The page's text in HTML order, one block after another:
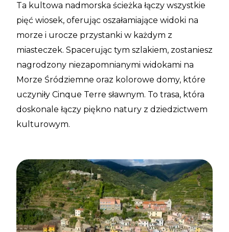
Ta kultowa nadmorska ścieżka łączy wszystkie
pięć wiosek, oferując oszałamiające widoki na
morze i urocze przystanki w każdym z
miasteczek. Spacerując tym szlakiem, zostaniesz
nagrodzony niezapomnianymi widokami na
Morze Śródziemne oraz kolorowe domy, które
uczyniły Cinque Terre sławnym. To trasa, która
doskonale łączy piękno natury z dziedzictwem
kulturowym.